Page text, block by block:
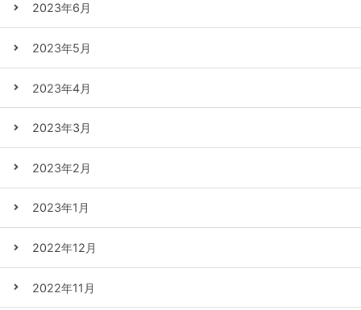
2023年6月
2023年5月
2023年4月
2023年3月
2023年2月
2023年1月
2022年12月
2022年11月